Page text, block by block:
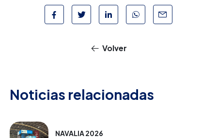
Volver
Noticias relacionadas
NAVALIA 2026